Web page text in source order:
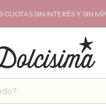
INTERÉS Y SIN MÍNIMO